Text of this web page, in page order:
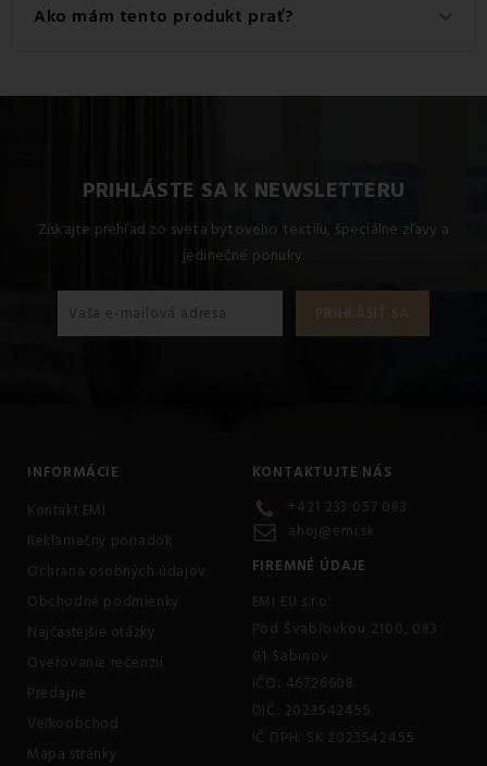
Ako mám tento produkt prať?
PRIHLÁSTE SA K NEWSLETTERU
Získajte prehľad zo sveta bytového textilu, špeciálne zľavy a
jedinečné ponuky.
INFORMÁCIE
Kontakt EMI
Reklamačný poriadok
Ochrana osobných údajov
Obchodné podmienky
Najčastejšie otázky
Overovanie recenzií
Predajne
Veľkoobchod
Mapa stránky
KONTAKTUJTE NÁS
+421 233 057 083
ahoj@emi.sk
FIREMNÉ ÚDAJE
EMI EU s.r.o.
Pod Švabľovkou 2100, 083
01 Sabinov
IČO: 46726608
DIČ: 2023542455
IČ DPH: SK 2023542455